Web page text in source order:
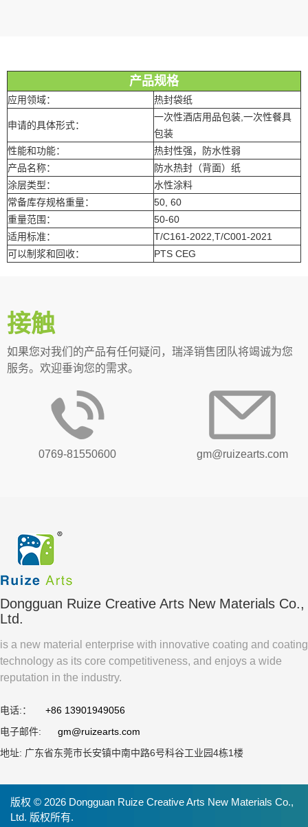
产品规格
应用领域： 热封袋纸
申请的具体形式：
一次性酒店用品包装,一次性餐具
包装
性能和功能：
热封性强，防水性弱
产品名称：
防水热封（背面）纸
涂层类型：
水性涂料
常备库存规格重量：
50, 60
重量范围：
50-60
适用标准：
T/C161-2022,T/C001-2021
可以制浆和回收：
PTS CEG
接触
如果您对我们的产品有任何疑问，瑞泽销售团队将竭诚为您
服务。欢迎垂询您的需求。
0769-81550600 gm@ruizearts.com
Dongguan Ruize Creative Arts New Materials Co.,
Ltd.
is a new material enterprise with innovative coating and coating
technology as its core competitiveness, and enjoys a wide
reputation in the industry.
电话:：
+86 13901949056
电子邮件:
gm@ruizearts.com
地址: 广东省东莞市长安镇中南中路6号科谷工业园4栋1楼
版权 © 2026 Dongguan Ruize Creative Arts New Materials Co.,
Ltd. 版权所有.